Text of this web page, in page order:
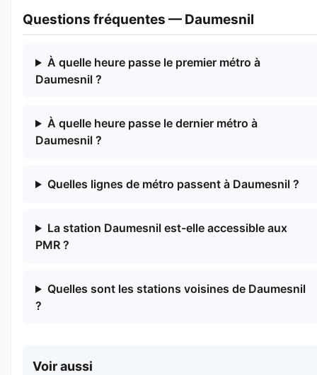
Questions fréquentes — Daumesnil
À quelle heure passe le premier métro à
Daumesnil ?
À quelle heure passe le dernier métro à
Daumesnil ?
Quelles lignes de métro passent à Daumesnil ?
La station Daumesnil est-elle accessible aux
PMR ?
Quelles sont les stations voisines de Daumesnil
?
Voir aussi